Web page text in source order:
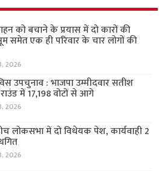
को बचाने के प्रयास में दो कारों की
समेत एक ही परिवार के चार लोगों की
2026
उपचुनाव : भाजपा उम्मीदवार सतीश
में 17,198 वोटों से आगे
2026
लोकसभा में दो विधेयक पेश, कार्यवाही 2
2026